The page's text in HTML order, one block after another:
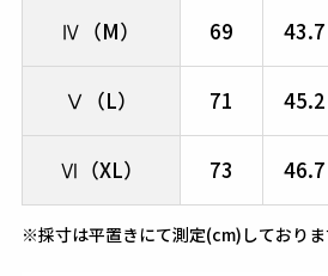
Ⅳ（M） 69 43.7
Ⅴ（L） 71 45.2
Ⅵ（XL） 73 46.7
※採寸は平置きにて測定(cm)しておりま